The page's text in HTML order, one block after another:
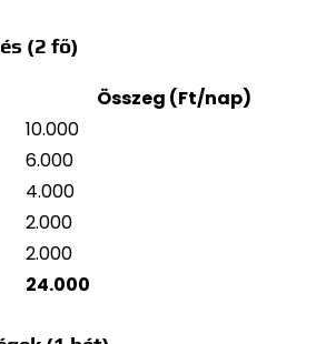
(2 fő)
Összeg (Ft/nap)
10.000
6.000
4.000
2.000
2.000
24.000